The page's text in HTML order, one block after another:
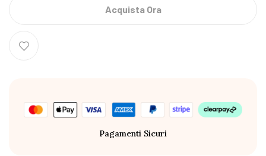
Acquista Ora
Pagamenti Sicuri